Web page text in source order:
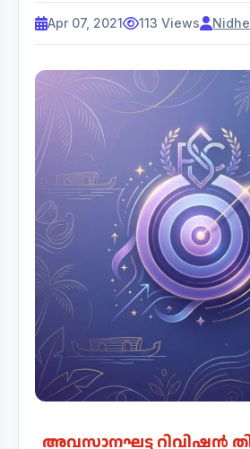
Apr 07, 2021 113 Views
അവസാനഘട്ട റിവിഷൻ